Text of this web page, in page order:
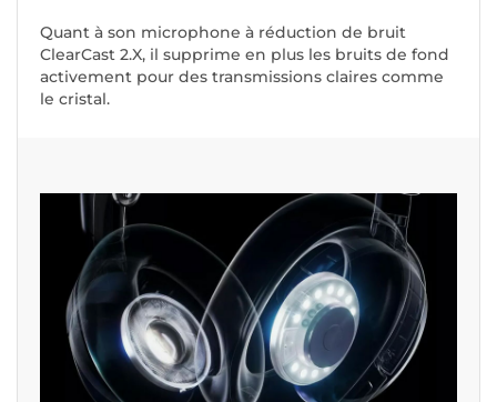
Quant à son microphone à réduction de bruit
ClearCast 2.X, il supprime en plus les bruits de fond
activement pour des transmissions claires comme
le cristal.